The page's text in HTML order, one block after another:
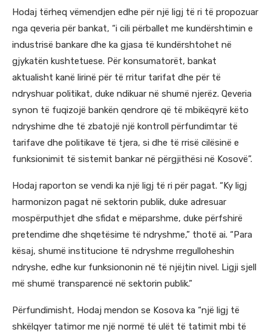
Hodaj tërheq vëmendjen edhe për një ligj të ri të propozuar
nga qeveria për bankat, “i cili përballet me kundërshtimin e
industrisë bankare dhe ka gjasa të kundërshtohet në
gjykatën kushtetuese. Për konsumatorët, bankat
aktualisht kanë lirinë për të rritur tarifat dhe për të
ndryshuar politikat, duke ndikuar në shumë njerëz. Qeveria
synon të fuqizojë bankën qendrore që të mbikëqyrë këto
ndryshime dhe të zbatojë një kontroll përfundimtar të
tarifave dhe politikave të tjera, si dhe të rrisë cilësinë e
funksionimit të sistemit bankar në përgjithësi në Kosovë”.
Hodaj raporton se vendi ka një ligj të ri për pagat. “Ky ligj
harmonizon pagat në sektorin publik, duke adresuar
mospërputhjet dhe sfidat e mëparshme, duke përfshirë
pretendime dhe shqetësime të ndryshme,” thotë ai. “Para
kësaj, shumë institucione të ndryshme rregulloheshin
ndryshe, edhe kur funksiononin në të njëjtin nivel. Ligji sjell
më shumë transparencë në sektorin publik.”
Përfundimisht, Hodaj mendon se Kosova ka “një ligj të
shkëlqyer tatimor me një normë të ulët të tatimit mbi të